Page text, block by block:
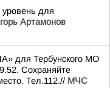
для
Артамонов
для Тербунского МО
Сохраняйте
Тел.112.// МЧС